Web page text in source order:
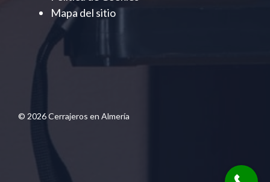
Mapa del sitio
© 2026 Cerrajeros en Almería